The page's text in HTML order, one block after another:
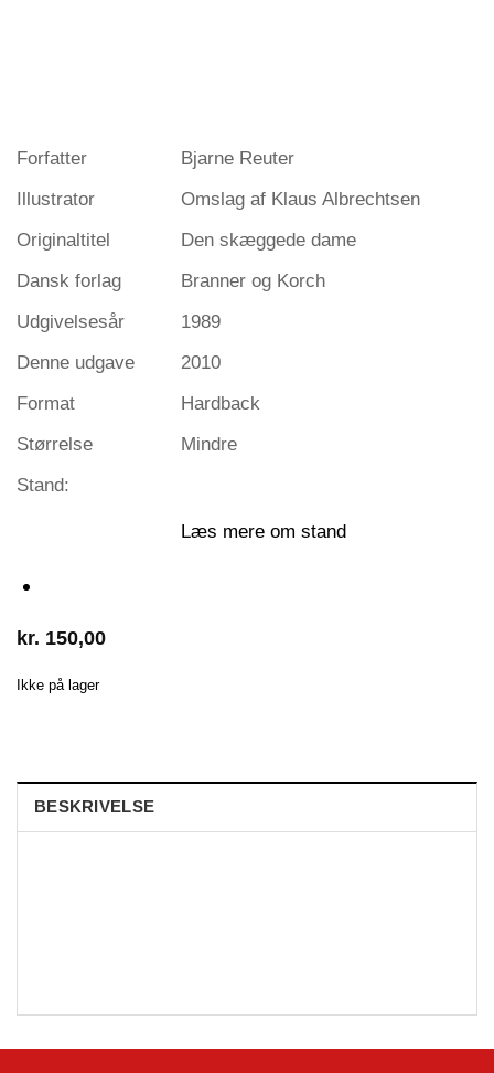
Forfatter
Bjarne Reuter
Illustrator
Omslag af Klaus Albrechtsen
Originaltitel
Den skæggede dame
Dansk forlag
Branner og Korch
Udgivelsesår
1989
Denne udgave
2010
Format
Hardback
Størrelse
Mindre
Stand:
Læs mere om stand
kr. 150,00
Ikke på lager
BESKRIVELSE